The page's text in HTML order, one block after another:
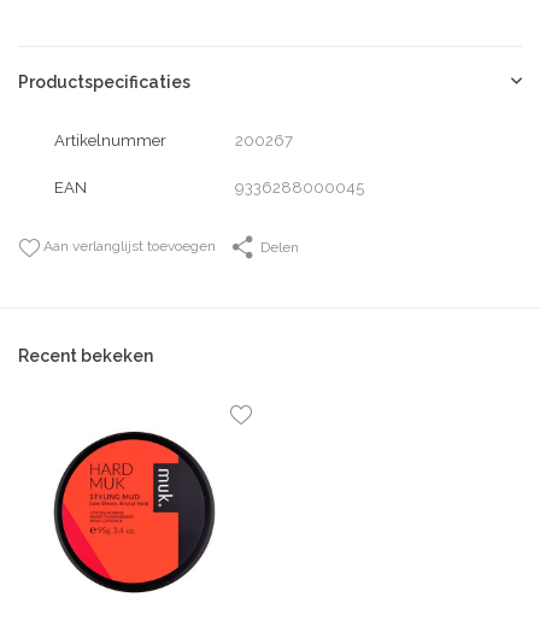
Productspecificaties
Artikelnummer 200267
EAN 9336288000045
Aan verlanglijst toevoegen Delen
Recent bekeken